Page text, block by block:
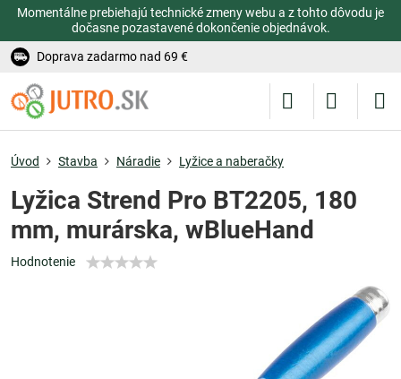
Momentálne prebiehajú technické zmeny webu a z tohto dôvodu je
dočasne pozastavené dokončenie objednávok.
Doprava zadarmo nad 69 €
Úvod Stavba Náradie Lyžice a naberačky
Lyžica Strend Pro BT2205, 180
mm, murárska, wBlueHand
Hodnotenie